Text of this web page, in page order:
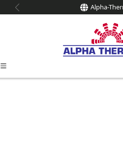
springen Alpha-